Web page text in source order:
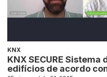
KNX
KNX SECURE
edifícios de acordo